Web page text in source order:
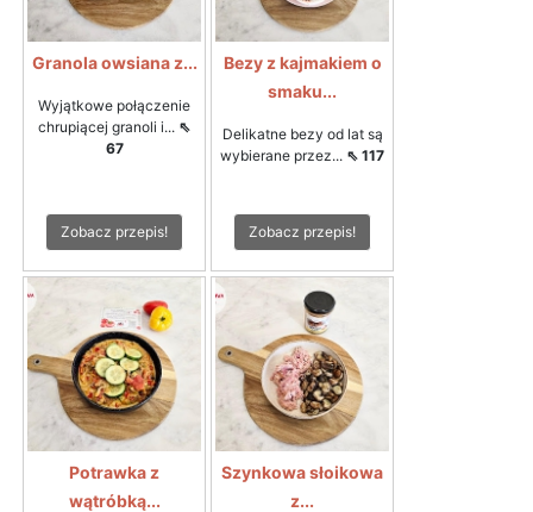
Granola owsiana z...
Wyjątkowe połączenie
chrupiącej granoli i... ⇖
67
Zobacz przepis!
Bezy z kajmakiem o
smaku...
Delikatne bezy od lat są
wybierane przez... ⇖ 117
Zobacz przepis!
Potrawka z
wątróbką...
Szynkowa słoikowa
z...